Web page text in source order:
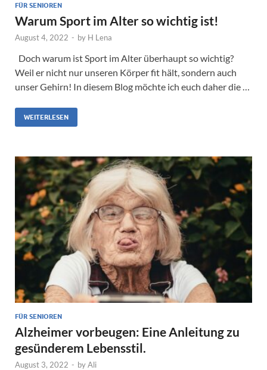
FÜR SENIOREN
Warum Sport im Alter so wichtig ist!
August 4, 2022 - by H Lena
Doch warum ist Sport im Alter überhaupt so wichtig?
Weil er nicht nur unseren Körper fit hält, sondern auch
unser Gehirn! In diesem Blog möchte ich euch daher die …
WEITERLESEN
FÜR SENIOREN
Alzheimer vorbeugen: Eine Anleitung zu
gesünderem Lebensstil.
August 3, 2022 - byAli